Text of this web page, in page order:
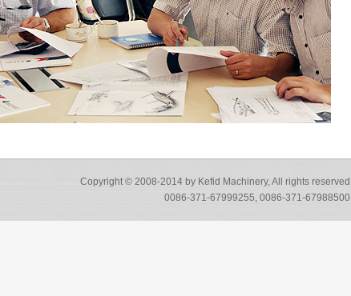
Copyright © 2008-2014 by Kefid Machinery, All rights reserved
0086-371-67999255, 0086-371-67988500